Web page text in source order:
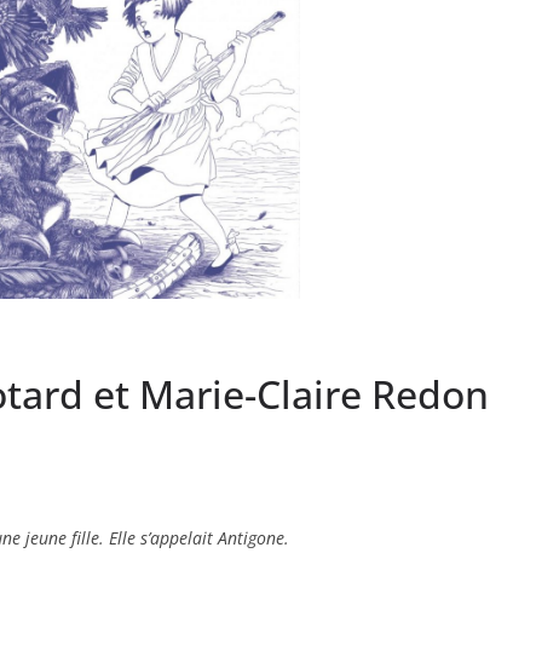
et Marie-Claire Redon
jeune fille. Elle s’appelait Antigone.